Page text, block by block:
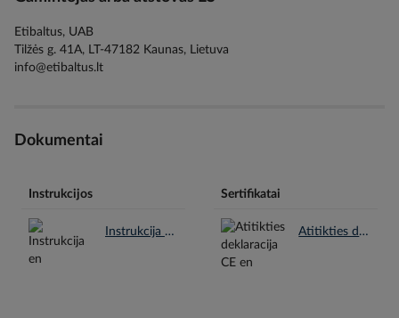
Etibaltus, UAB
Tilžės g. 41A, LT-47182 Kaunas, Lietuva
info@etibaltus.lt
Dokumentai
Instrukcijos
Instrukcija en.pdf
Sertifikatai
Atitikties deklaracija CE en.pdf